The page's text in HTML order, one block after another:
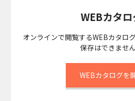
WEBカタ
オンラインで閲覧するWEBカタロ
保存はできません
WEBカタログを